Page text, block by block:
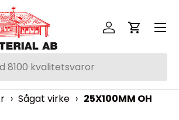
Logga inVagn
Meny
› Sågat virke › 25X100MM OH